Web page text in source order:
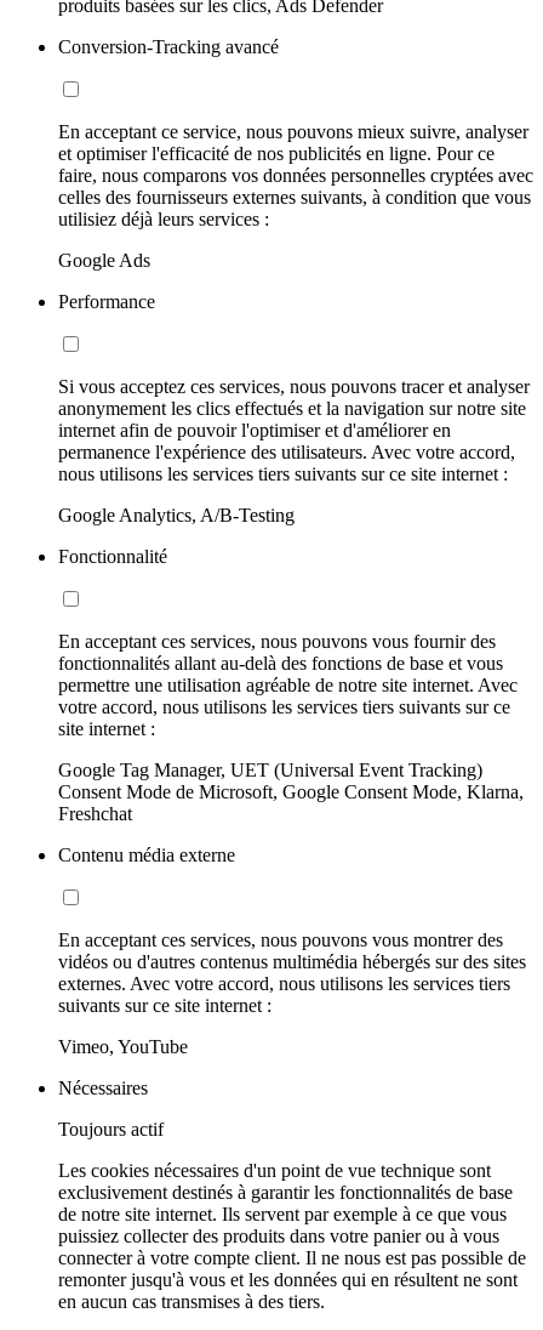
produits basées sur les clics, Ads Defender
Conversion-Tracking avancé
En acceptant ce service, nous pouvons mieux suivre, analyser
et optimiser l'efficacité de nos publicités en ligne. Pour ce
faire, nous comparons vos données personnelles cryptées avec
celles des fournisseurs externes suivants, à condition que vous
utilisiez déjà leurs services :
Google Ads
Performance
Si vous acceptez ces services, nous pouvons tracer et analyser
anonymement les clics effectués et la navigation sur notre site
internet afin de pouvoir l'optimiser et d'améliorer en
permanence l'expérience des utilisateurs. Avec votre accord,
nous utilisons les services tiers suivants sur ce site internet :
Google Analytics, A/B-Testing
Fonctionnalité
En acceptant ces services, nous pouvons vous fournir des
fonctionnalités allant au-delà des fonctions de base et vous
permettre une utilisation agréable de notre site internet. Avec
votre accord, nous utilisons les services tiers suivants sur ce
site internet :
Google Tag Manager, UET (Universal Event Tracking)
Consent Mode de Microsoft, Google Consent Mode, Klarna,
Freshchat
Contenu média externe
En acceptant ces services, nous pouvons vous montrer des
vidéos ou d'autres contenus multimédia hébergés sur des sites
externes. Avec votre accord, nous utilisons les services tiers
suivants sur ce site internet :
Vimeo, YouTube
Nécessaires
Toujours actif
Les cookies nécessaires d'un point de vue technique sont
exclusivement destinés à garantir les fonctionnalités de base
de notre site internet. Ils servent par exemple à ce que vous
puissiez collecter des produits dans votre panier ou à vous
connecter à votre compte client. Il ne nous est pas possible de
remonter jusqu'à vous et les données qui en résultent ne sont
en aucun cas transmises à des tiers.